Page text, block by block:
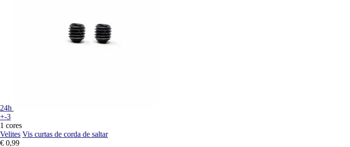
24h
+-3
1 cores
Velites Vis curtas de corda de saltar
€ 0,99